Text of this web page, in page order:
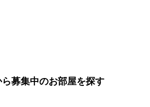
募集中のお部屋を探す